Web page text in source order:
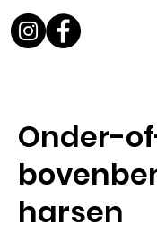
Onder-
harsen